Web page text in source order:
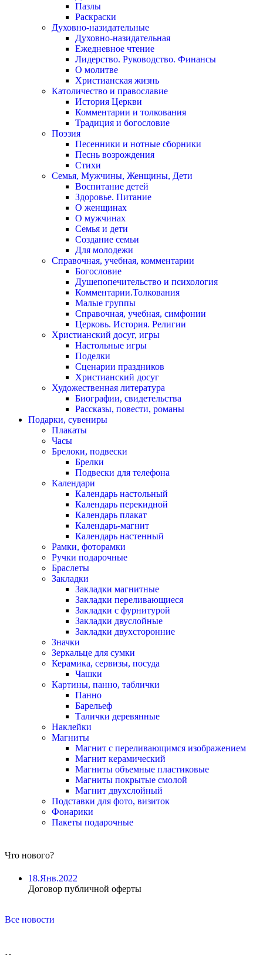
Пазлы
Раскраски
Духовно-назидательные
Духовно-назидательная
Ежедневное чтение
Лидерство. Руководство. Финансы
О молитве
Христианская жизнь
Католичество и православие
История Церкви
Комментарии и толкования
Традиция и богословие
Поэзия
Песенники и нотные сборники
Песнь возрождения
Стихи
Семья, Мужчины, Женщины, Дети
Воспитание детей
Здоровье. Питание
О женщинах
О мужчинах
Семья и дети
Создание семьи
Для молодежи
Справочная, учебная, комментарии
Богословие
Душепопечительство и психология
Комментарии.Толкования
Малые группы
Справочная, учебная, симфонии
Церковь. История. Религии
Христианский досуг, игры
Настольные игры
Поделки
Сценарии праздников
Христианский досуг
Художественная литература
Биографии, свидетельства
Рассказы, повести, романы
Подарки, сувениры
Плакаты
Часы
Брелоки, подвески
Брелки
Подвески для телефона
Календари
Календарь настольный
Календарь перекидной
Календарь плакат
Календарь-магнит
Календарь настенный
Рамки, фоторамки
Ручки подарочные
Браслеты
Закладки
Закладки магнитные
Закладки переливающиеся
Закладки с фурнитурой
Закладки двуслойные
Закладки двухсторонние
Значки
Зеркальце для сумки
Керамика, сервизы, посуда
Чашки
Картины, панно, таблички
Панно
Барельеф
Талички деревянные
Наклейки
Магниты
Магнит с переливающимся изображением
Магнит керамический
Магниты объемные пластиковые
Магниты покрытые смолой
Магнит двухслойный
Подставки для фото, визиток
Фонарики
Пакеты подарочные
Что нового?
18.Янв.2022
Договор публичной оферты
Все новости